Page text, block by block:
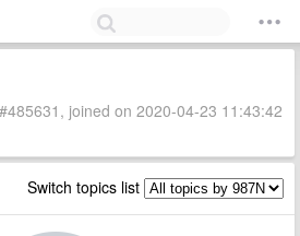
joined on 2020-04-23 11:43:42
Switch topics list